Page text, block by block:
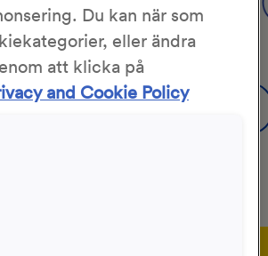
Skriv ut Spara
4/5
Du kan när som
eller ändra
att klicka på
and Cookie Policy